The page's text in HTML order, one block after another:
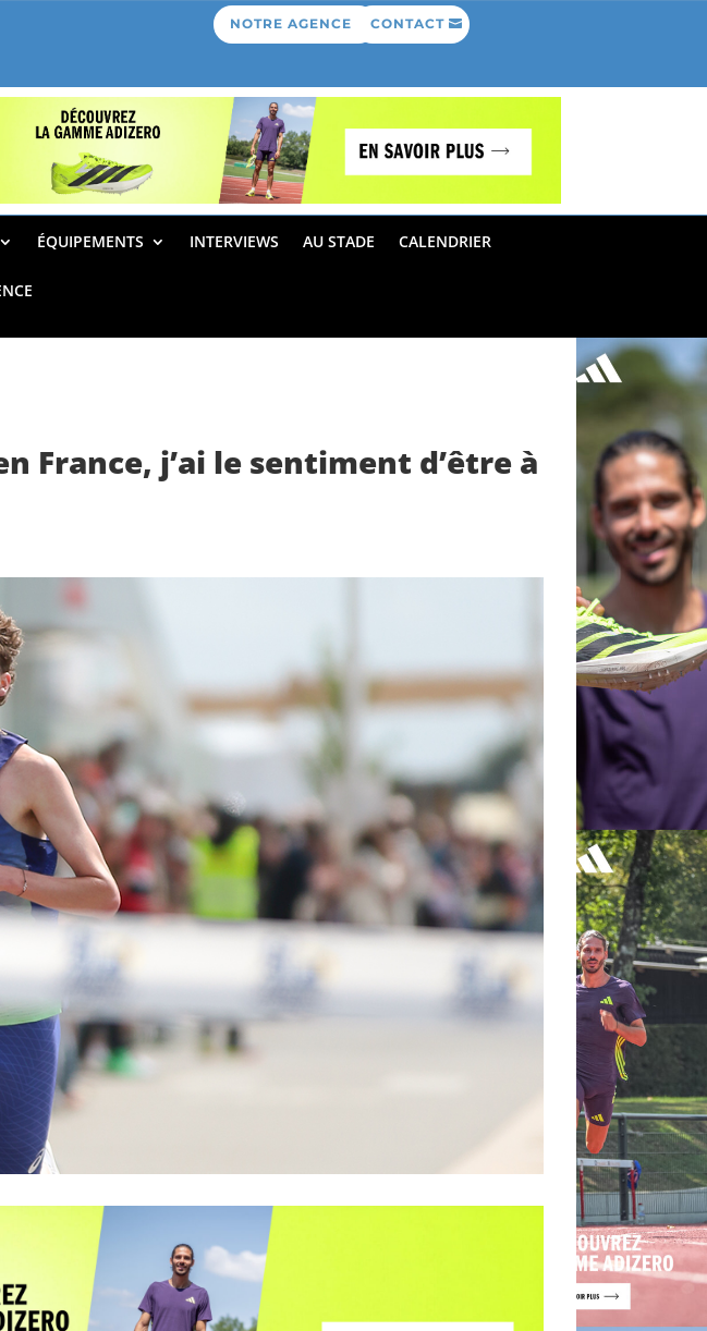
NOTRE AGENCE CONTACT
ÉQUIPEMENTS INTERVIEWS AU STADE CALENDRIER
France, j’ai le sentiment d’être à